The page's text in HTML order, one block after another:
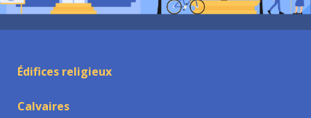
Édifices religieux
Calvaires